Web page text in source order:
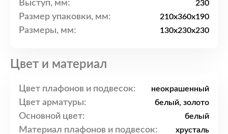
Выступ, мм: 230
Размер упаковки, мм: 210x360x190
Размеры, мм: 130x230x230
Цвет и материал
Цвет плафонов и подвесок: неокрашенный
Цвет арматуры: белый, золото
Основной цвет: белый
Материал плафонов и подвесок: хрусталь